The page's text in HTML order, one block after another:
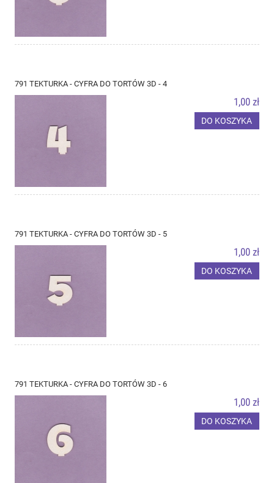
791 TEKTURKA - CYFRA DO TORTÓW 3D - 4
1,00 zł
DO KOSZYKA
791 TEKTURKA - CYFRA DO TORTÓW 3D - 5
1,00 zł
DO KOSZYKA
791 TEKTURKA - CYFRA DO TORTÓW 3D - 6
1,00 zł
DO KOSZYKA